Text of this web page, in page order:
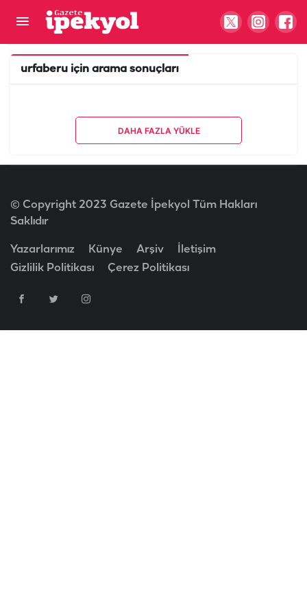
urfaberu için arama sonuçları
DAHA FAZLA YÜKLE
© Copyright 2023 Gazete İpekyol Tüm Hakları
Saklıdır
Yazarlarımız Künye Arşiv
İletişim
Gizlilik Politikası
Çerez Politikası